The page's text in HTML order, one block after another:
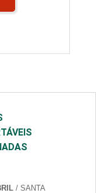
/ SANTA